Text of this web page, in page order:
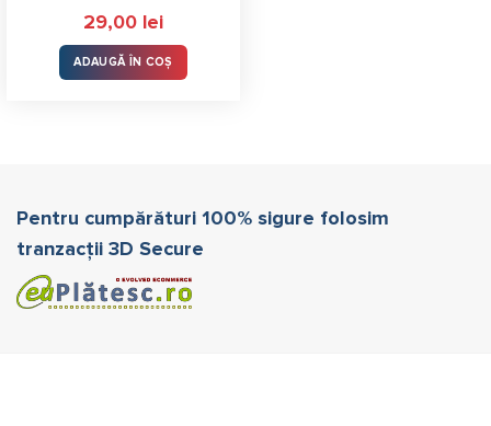
29,00 lei
ADAUGĂ ÎN COȘ
Pentru cumpărături 100% sigure folosim
tranzacții 3D Secure